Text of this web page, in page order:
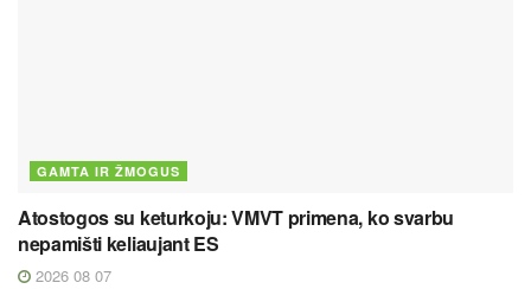
GAMTA IR ŽMOGUS
Atostogos su keturkoju: VMVT primena, ko svarbu
nepamišti keliaujant ES
2026 08 07